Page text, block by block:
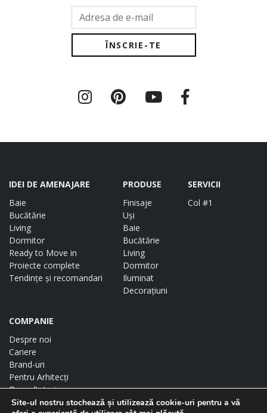
Adresa de e-mail
IDEI DE AMENAJARE
Baie
Bucătărie
Living
Dormitor
Ready to Move in
Proiecte complete
Tendințe și recomandari
PRODUSE
Finisaje
Uși
Baie
Bucătărie
Living
Dormitor
Iluminat
Decorațiuni
SERVICII
Col #1
COMPANIE
Despre noi
Cariere
Brand-uri
Pentru Arhitecți
Dezvoltatori
Showroom-uri
Site-ul nostru stochează și utilizează cookie-uri pentru a vă